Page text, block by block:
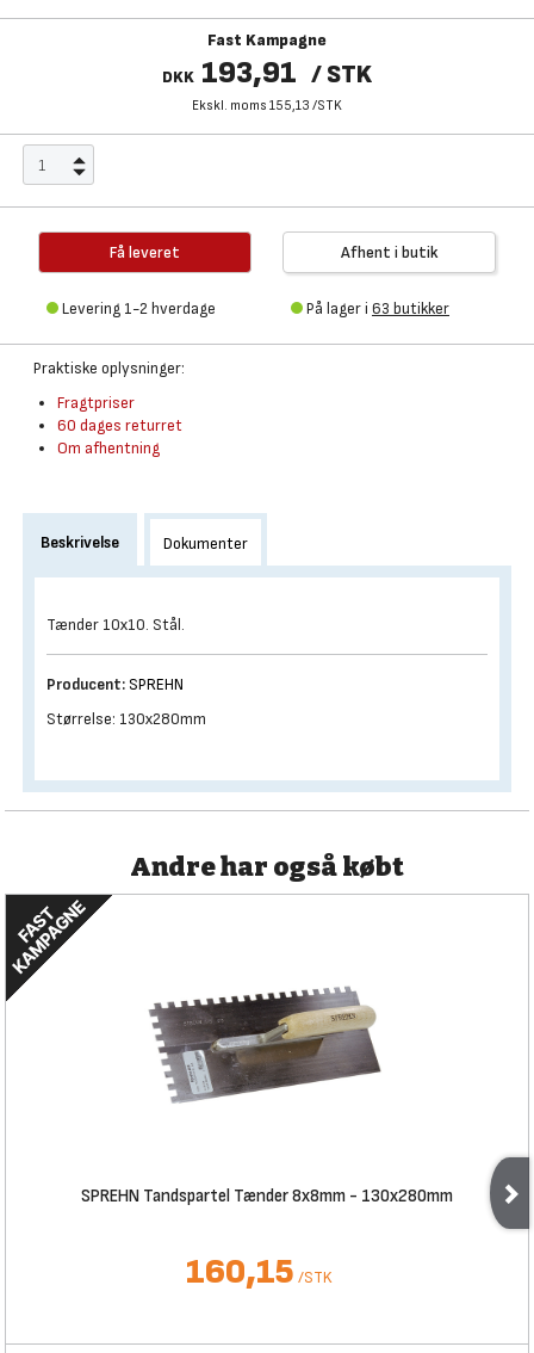
Fast Kampagne
DKK 193,91 /STK
Ekskl. moms 155,13 /STK
Få leveret
Levering 1-2 hverdage
Afhent i butik
På lager i 63 butikker
Praktiske oplysninger:
Fragtpriser
60 dages returret
Om afhentning
Beskrivelse Dokumenter
Tænder 10x10. Stål.
Producent: SPREHN
Størrelse: 130x280mm
Andre har også købt
SPREHN Tandspartel Tænder 8x8mm - 130x280mm
160,15 /STK